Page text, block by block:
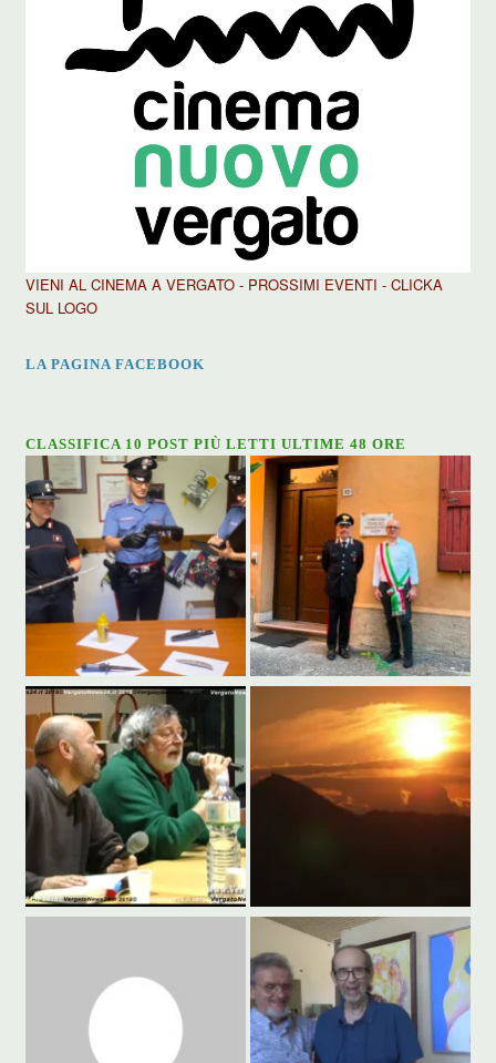
VIENI AL CINEMA A VERGATO - PROSSIMI EVENTI - CLICKA
SUL LOGO
LA PAGINA FACEBOOK
CLASSIFICA 10 POST PIÙ LETTI ULTIME 48 ORE